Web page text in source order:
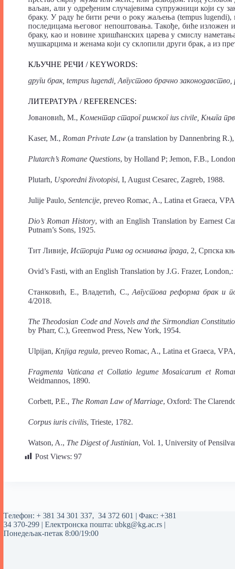
ваљан, али у одређеним случајевима супружници који су
браку. У раду ће бити речи о року жаљења (tempus lugendi),
последицама његовог непоштовања. Такође, биће изложен
браку, као и новине хришћанских царева у смислу
мушкaрцима и женама који су склопили други брак, а из
КЉУЧНЕ РЕЧИ / KEYWORDS:
други брак, tempus lugendi, Aвгустово брачно
ЛИТЕРАТУРА / REFERENCES:
Јовановић, М., Коментар старог римског ius civile, Књига
Kaser, M., Roman Private Law (a translation by Dannenbring
Plutarch’s Romane Questions, by Holland P; Jemon, F.B.,
Plutarh, Usporedni životopisi, I, August Cesarec, Zagreb, 1988.
Julije Paulo, Sentencije, preveo Romac, A., Latina et Graeca,
Dio’s Roman History, with an English Translation by Earnest
Putnam’s Sons, 1925.
Тит Ливије, Историја Рима од оснивања града, 2, Српска
Ovid’s Fasti, with an English Translation by J.G. Frazer,
Станковић, Е., Владетић, С.,Августова реформа брак и
4/2018.
The Theodosian Code and Novels and the Sirmondian
by Pharr, C.), Greenwod Press, New York, 1954.
Ulpijan, Knjiga regula, preveo Romac, A., Latina et Graeca,
Fragmenta Vaticana et Collatio legume Mosaicarum et
Weidmannos, 1890.
Corbett, P.E., The Roman Law of Marriage, Oxford: The
Corpus iuris civilis, Trieste, 1782.
Watson, A., The Digest of Justinian, Vol. 1, University of
Post Views: 97
Tелефон: + 381 34 301 337, 34 372 601 | Факс: +381
34 370-299 | Електронска пошта: ubkg@kg.ac.rs |
Понедељак-петак 8:00/19:00